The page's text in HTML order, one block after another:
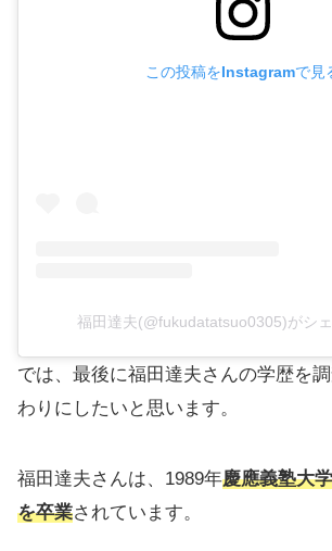
この投稿をInstagramで見
福田達夫(@fukudatatsuo0305)がシ
では、最後に福田達夫さんの学歴を
わりにしたいと思います。
福田達夫さんは、1989年慶應義塾大
を卒業されています。